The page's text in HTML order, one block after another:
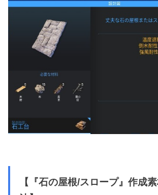
【『石の屋根/スロープ』作成